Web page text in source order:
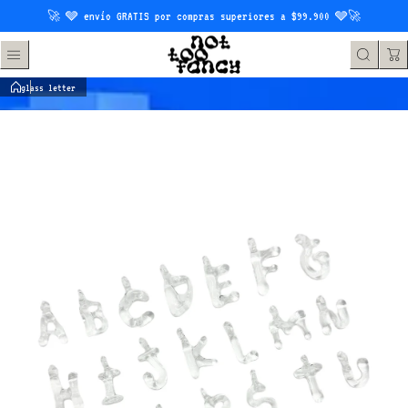
Saltar al contenido
🚀 🩶 envío GRATIS por compras superiores a $99.900 🩶🚀
glass letter